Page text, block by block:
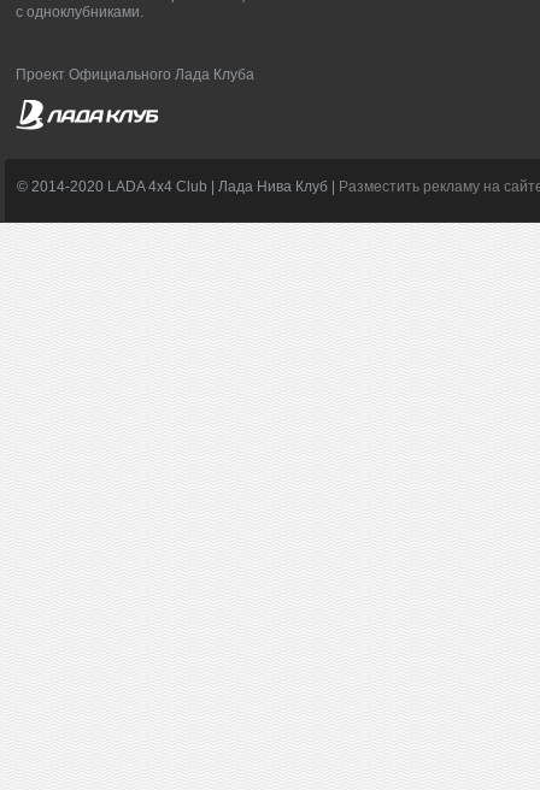
с одноклубниками.
Проект Официального Лада Клуба
© 2014-2020 LADA 4x4 Club | Лада Нива Клуб | Разместить рекламу на